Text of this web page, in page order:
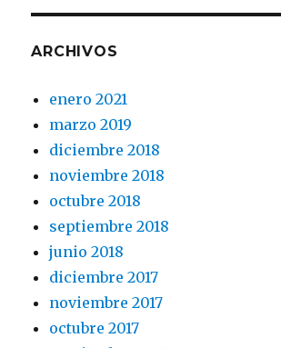
ARCHIVOS
enero 2021
marzo 2019
diciembre 2018
noviembre 2018
octubre 2018
septiembre 2018
junio 2018
diciembre 2017
noviembre 2017
octubre 2017